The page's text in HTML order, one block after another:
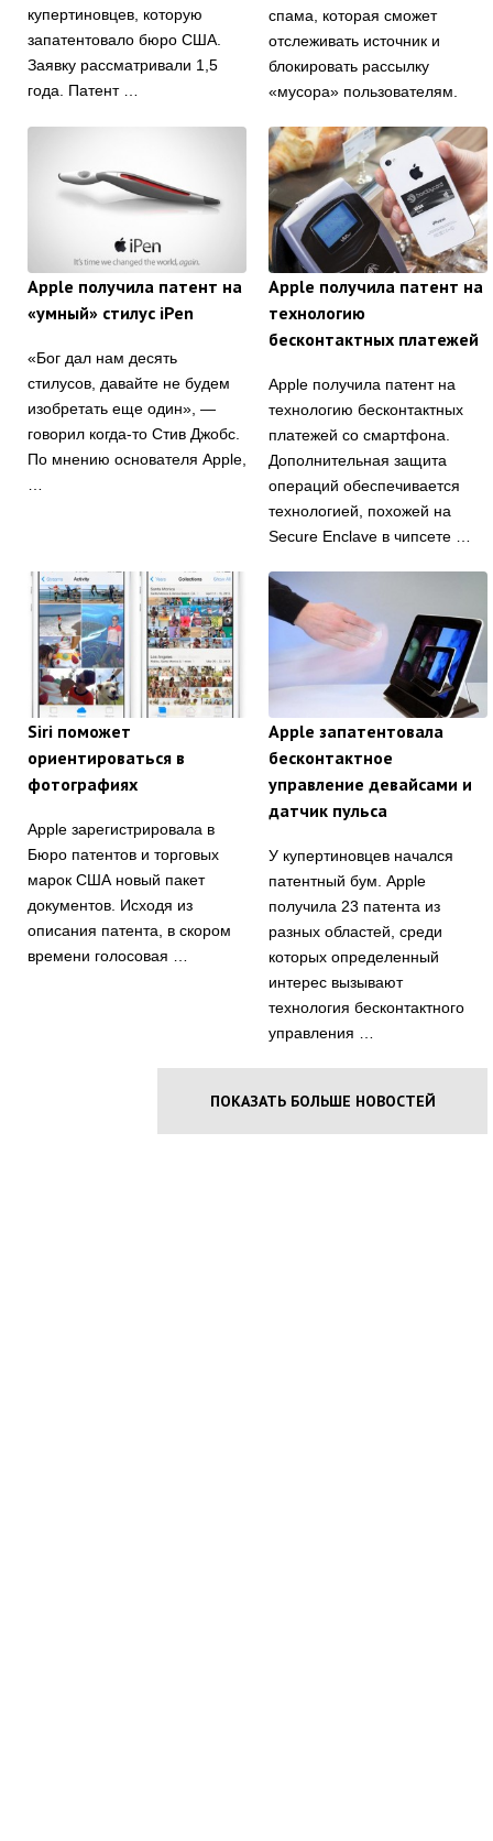
купертиновцев, которую
запатентовало бюро США.
Заявку рассматривали 1,5
года. Патент …
спама, которая сможет
отслеживать источник и
блокировать рассылку
«мусора» пользователям.
Apple получила патент на
«умный» стилус iPen
«Бог дал нам десять
стилусов, давайте не будем
изобретать еще один», —
говорил когда-то Стив Джобс.
По мнению основателя Apple,
Apple получила патент на
технологию
бесконтактных платежей
Apple получила патент на
технологию бесконтактных
платежей со смартфона.
Дополнительная защита
операций обеспечивается
технологией, похожей на
Secure Enclave в чипсете …
Siri поможет
ориентироваться в
фотографиях
Apple зарегистрировала в
Бюро патентов и торговых
марок США новый пакет
документов. Исходя из
описания патента, в скором
времени голосовая …
Apple запатентовала
бесконтактное
управление девайсами и
датчик пульса
У купертиновцев начался
патентный бум. Apple
получила 23 патента из
разных областей, среди
которых определенный
интерес вызывают
технология бесконтактного
управления …
ПОКАЗАТЬ БОЛЬШЕ НОВОСТЕЙ